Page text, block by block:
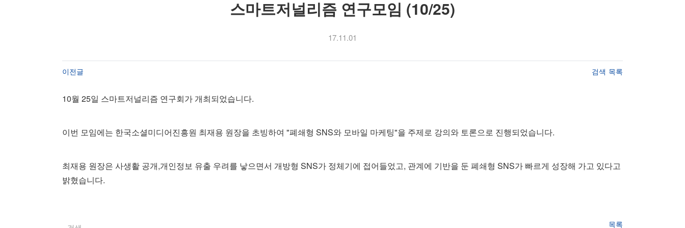
스마트저널리즘 연구모임 (10/25)
17.11.01
이전글 검색 목록
10월 25일 스마트저널리즘 연구회가 개최되었습니다.
이번 모임에는 한국소셜미디어진흥원 최재용 원장을 초빙하여 "폐쇄형 SNS와 모바일 마케팅"을 주제로 강의와 토론으로 진행되었습니다.
최재용 원장은 사생활 공개,개인정보 유출 우려를 낳으면서 개방형 SNS가 정체기에 접어들었고, 관계에 기반을 둔 폐쇄형 SNS가 빠르게 성장해 가고 있다고
밝혔습니다.
목록